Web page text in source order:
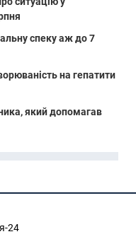
спеку аж до 7
на гепатити
який допомагав
24